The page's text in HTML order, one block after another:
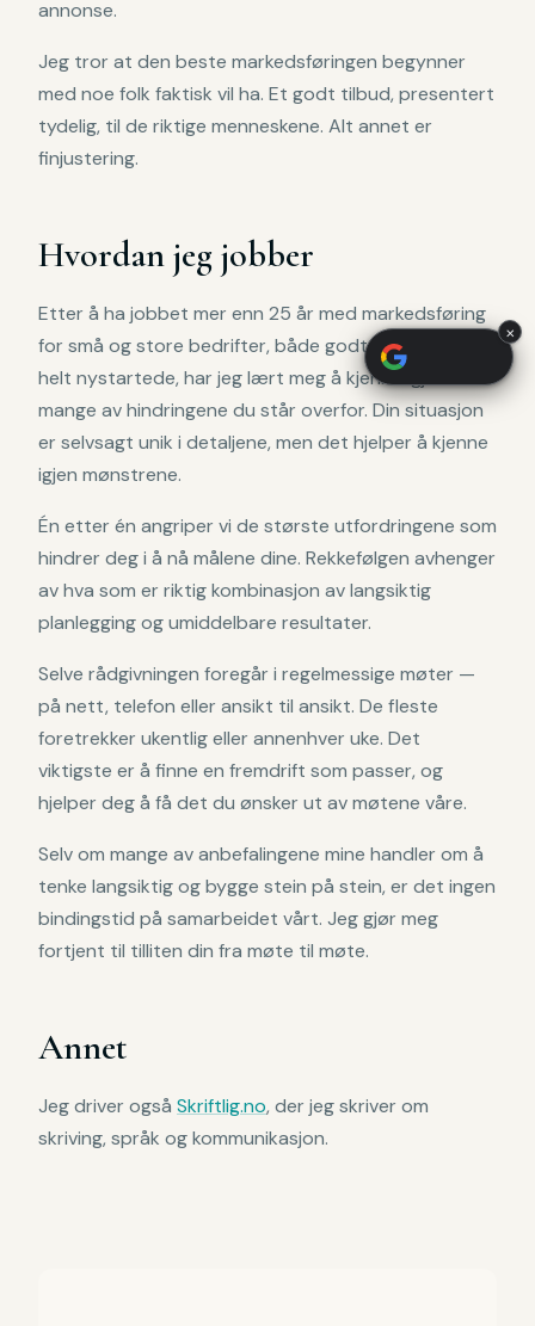
annonse.
Jeg tror at den beste markedsføringen begynner
med noe folk faktisk vil ha. Et godt tilbud, presentert
tydelig, til de riktige menneskene. Alt annet er
finjustering.
Hvordan jeg jobber
Etter å ha jobbet mer enn 25 år med markedsføring
for små og store bedrifter, både godt etablerte og
helt nystartede, har jeg lært meg å kjenne igjen
mange av hindringene du står overfor. Din situasjon
er selvsagt unik i detaljene, men det hjelper å kjenne
igjen mønstrene.
Én etter én angriper vi de største utfordringene som
hindrer deg i å nå målene dine. Rekkefølgen avhenger
av hva som er riktig kombinasjon av langsiktig
planlegging og umiddelbare resultater.
Selve rådgivningen foregår i regelmessige møter —
på nett, telefon eller ansikt til ansikt. De fleste
foretrekker ukentlig eller annenhver uke. Det
viktigste er å finne en fremdrift som passer, og
hjelper deg å få det du ønsker ut av møtene våre.
Selv om mange av anbefalingene mine handler om å
tenke langsiktig og bygge stein på stein, er det ingen
bindingstid på samarbeidet vårt. Jeg gjør meg
fortjent til tilliten din fra møte til møte.
Annet
Jeg driver også Skriftlig.no, der jeg skriver om
skriving, språk og kommunikasjon.
×